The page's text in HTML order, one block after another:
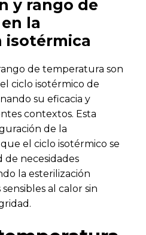
y rango de
la
isotérmica
de temperatura son
ciclo isotérmico de
su eficacia y
contextos. Esta
de la
el ciclo isotérmico se
de necesidades
la esterilización
al calor sin